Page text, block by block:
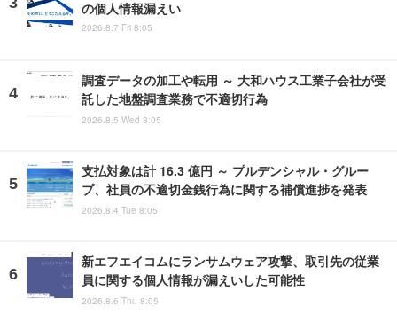
の個人情報漏えい
2026.8.7 Fri 8:05
調査データの加工や転用 ～ 大和ハウス工業子会社が受
託した地盤調査業務で不適切行為
2026.8.5 Wed 8:05
支払対象は計 16.3 億円 ～ プルデンシャル・グルー
プ、社員の不適切金銭行為に関する補償進捗を発表
2026.8.4 Tue 8:05
新エフエイコムにランサムウェア攻撃、取引先の従業
員に関する個人情報が漏えいした可能性
2026.8.6 Thu 8:05